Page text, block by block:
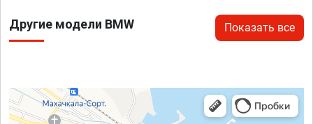
Другие модели BMW Показать все